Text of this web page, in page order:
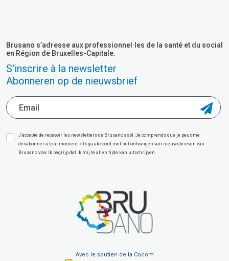
Brusano s’adresse aux professionnel·les de la santé et du social
en Région de Bruxelles-Capitale.
S'inscrire à la newsletter
Abonneren op de nieuwsbrief
J’accepte de recevoir les newsletters de Brusano asbl. Je comprends que je peux me
désabonner à tout moment. / Ik ga akkoord met het ontvangen van nieuwsbrieven van
Brusano vzw. Ik begrijp dat ik mij te allen tijde kan uitschrijven.
Avec le soutien de la Cocom